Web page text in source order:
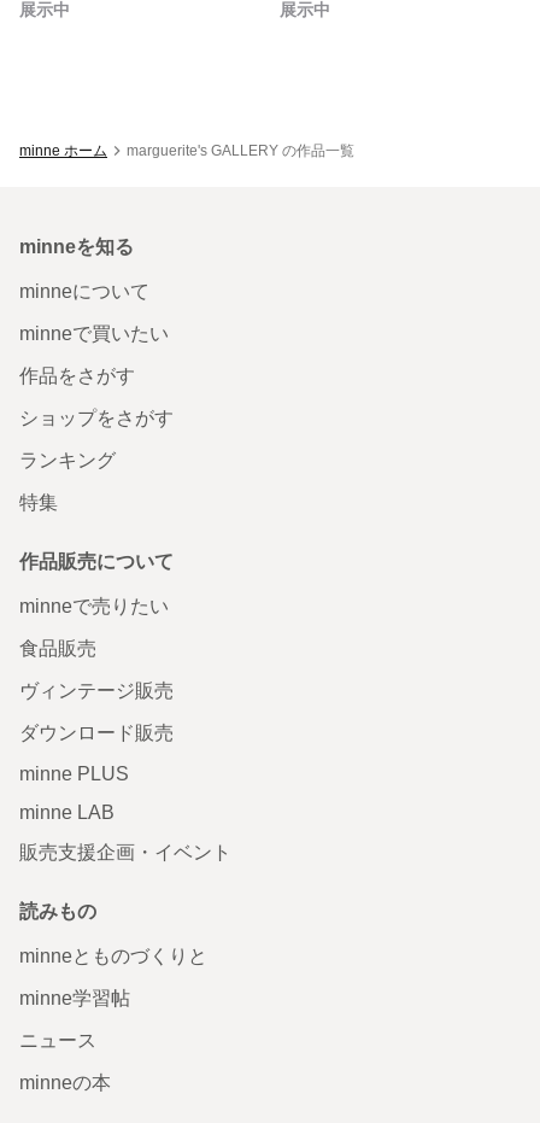
展示中 展示中
minne ホーム marguerite's GALLERY の作品一覧
minneを知る
minneについて
minneで買いたい
作品をさがす
ショップをさがす
ランキング
特集
作品販売について
minneで売りたい
食品販売
ヴィンテージ販売
ダウンロード販売
minne PLUS
minne LAB
販売支援企画・イベント
読みもの
minneとものづくりと
minne学習帖
ニュース
minneの本